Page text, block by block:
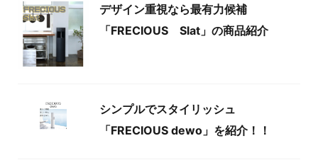
デザイン重視なら最有力候補
「FRECIOUS Slat」の商品紹介
シンプルでスタイリッシュ
「FRECIOUS dewo」を紹介！！